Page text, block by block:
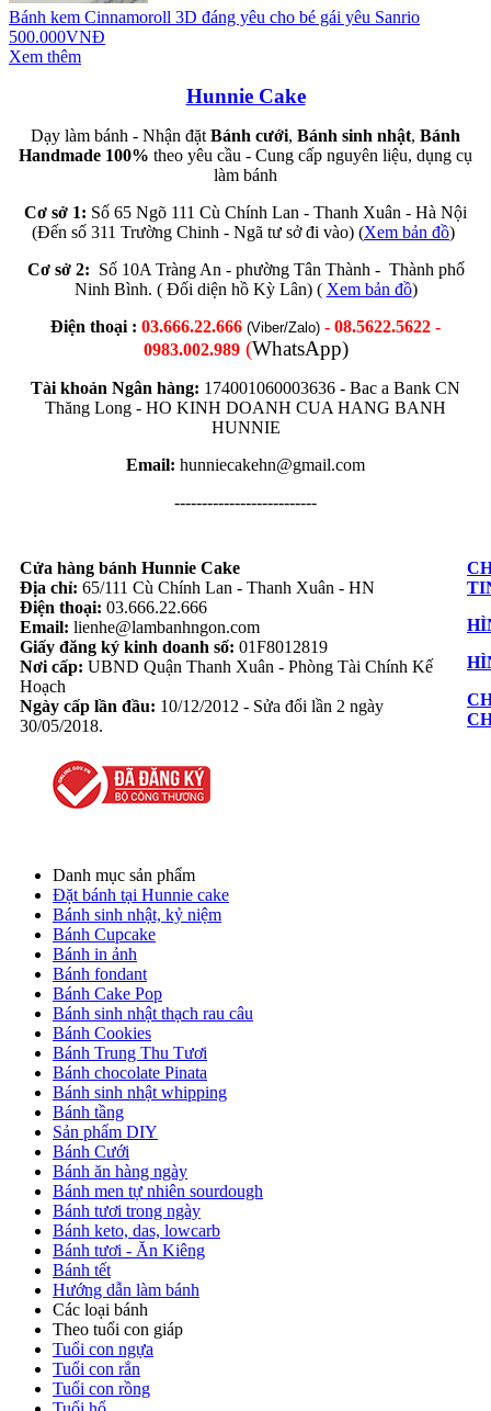
Bánh kem Cinnamoroll 3D đáng yêu cho bé gái yêu Sanrio
500.000VNĐ
Xem thêm
Hunnie Cake
Dạy làm bánh - Nhận đặt Bánh cưới, Bánh sinh nhật, Bánh
Handmade 100% theo yêu cầu - Cung cấp nguyên liệu, dụng cụ
làm bánh
Cơ sở 1: Số 65 Ngõ 111 Cù Chính Lan - Thanh Xuân - Hà Nội
(Đến số 311 Trường Chinh - Ngã tư sở đi vào) (Xem bản đồ)
Cơ sở 2: Số 10A Tràng An - phường Tân Thành - Thành phố
Ninh Bình. ( Đối diện hồ Kỳ Lân) ( Xem bản đồ)
Điện thoại : 03.666.22.666 (Viber/Zalo) - 08.5622.5622 -
0983.002.989 (WhatsApp)
Tài khoản Ngân hàng: 174001060003636 - Bac a Bank CN
Thăng Long - HO KINH DOANH CUA HANG BANH
HUNNIE
Email: hunniecakehn@gmail.com
--------------------------
Cửa hàng bánh Hunnie Cake
Địa chỉ: 65/111 Cù Chính Lan - Thanh Xuân - HN
Điện thoại: 03.666.22.666
Email: lienhe@lambanhngon.com
Giấy đăng ký kinh doanh số: 01F8012819
Nơi cấp: UBND Quận Thanh Xuân - Phòng Tài Chính Kế
Hoạch
Ngày cấp lần đầu: 10/12/2012 - Sửa đổi lần 2 ngày
30/05/2018.
Danh mục sản phẩm
Đặt bánh tại Hunnie cake
Bánh sinh nhật, kỷ niệm
Bánh Cupcake
Bánh in ảnh
Bánh fondant
Bánh Cake Pop
Bánh sinh nhật thạch rau câu
Bánh Cookies
Bánh Trung Thu Tươi
Bánh chocolate Pinata
Bánh sinh nhật whipping
Bánh tầng
Sản phẩm DIY
Bánh Cưới
Bánh ăn hàng ngày
Bánh men tự nhiên sourdough
Bánh tươi trong ngày
Bánh keto, das, lowcarb
Bánh tươi - Ăn Kiêng
Bánh tết
Hướng dẫn làm bánh
Các loại bánh
Theo tuổi con giáp
Tuổi con ngựa
Tuổi con rắn
Tuổi con rồng